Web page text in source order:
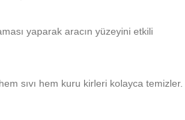
yaparak aracın yüzeyini etkili
sıvı hem kuru kirleri kolayca temizler.